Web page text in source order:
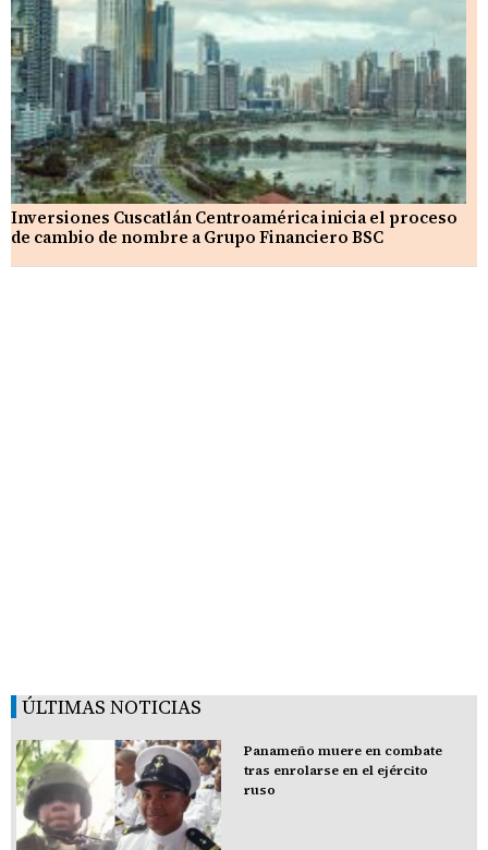
Inversiones Cuscatlán Centroamérica inicia el proceso
de cambio de nombre a Grupo Financiero BSC
ÚLTIMAS NOTICIAS
Panameño muere en combate
tras enrolarse en el ejército
ruso